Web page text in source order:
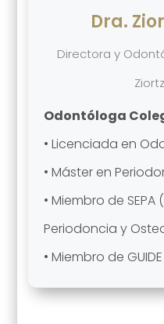
Dra.
Directora y
Odontóloga
• Licenciada en
• Máster en
• Miembro de
Periodoncia y
• Miembro de